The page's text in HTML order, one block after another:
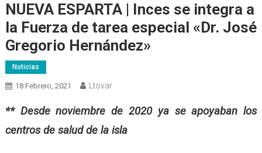
NUEVA ESPARTA | Inces se integra a
la Fuerza de tarea especial «Dr. José
Gregorio Hernández»
Noticias
18 Febrero, 2021 Ltovar
** Desde noviembre de 2020 ya se apoyaban los
centros de salud de la isla